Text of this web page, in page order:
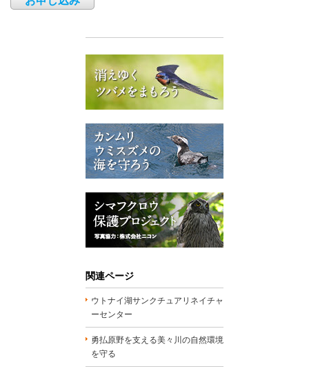
関連ページ
ウトナイ湖サンクチュアリネイチャ
ーセンター
勇払原野を支える美々川の自然環境
を守る